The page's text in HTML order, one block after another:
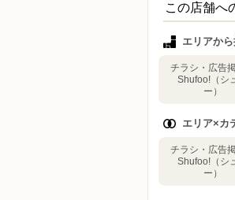
この店舗へ
エリアか
チラシ・広告
Shufoo!（シ
ー）
エリア×カ
チラシ・広告
Shufoo!（シ
ー）